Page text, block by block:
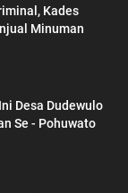
Kades
Minuman
Desa Dudewulo
Se - Pohuwato